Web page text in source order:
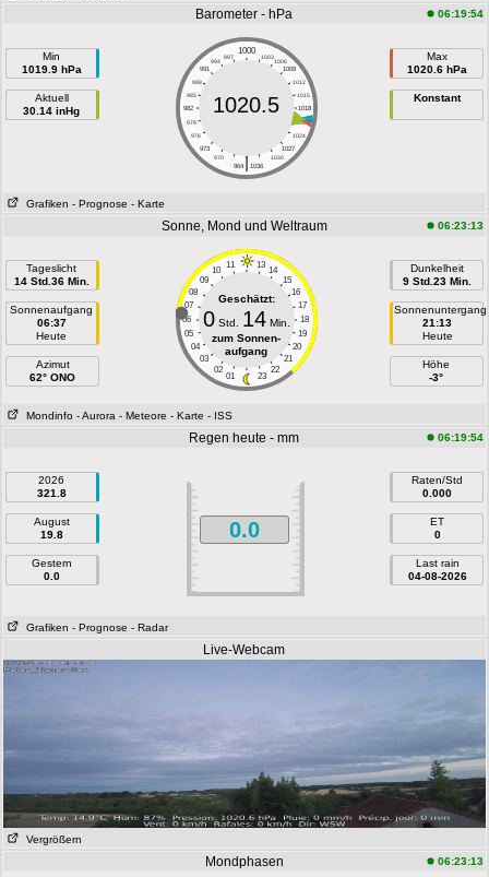
Barometer - hPa 06:19:54
Min
1019.9 hPa
Aktuell
30.14 inHg
1000
997 1003
994
1006
991
1009
988
1012
985
1015
982
1018
979
1021
976
1024
973
1027
970
1030
|
964 1036
1020.5
Max
1020.6 hPa
Konstant
Grafiken - Prognose - Karte
Sonne, Mond und Weltraum 06:23:13
Tageslicht
14 Std.36 Min.
Sonnenaufgang
06:37
Heute
Azimut
62° ONO
11 13
10
14
09
15
08
16
07
17
06
18
05
19
04
20
03
21
02
22
01 23
Geschätzt:
0Std. 14Min.
zum Sonnen-
aufgang
Dunkelheit
9 Std.23 Min.
Sonnenuntergang
21:13
Heute
Höhe
-3°
Mondinfo - Aurora - Meteore - Karte - ISS
Regen heute - mm 06:19:54
2026
321.8
August
19.8
Gestern
0.0
0.0
Raten/Std
0.000
ET
0
Last rain
04-08-2026
Grafiken - Prognose - Radar
Live-Webcam
Vergrößern
Mondphasen 06:23:13